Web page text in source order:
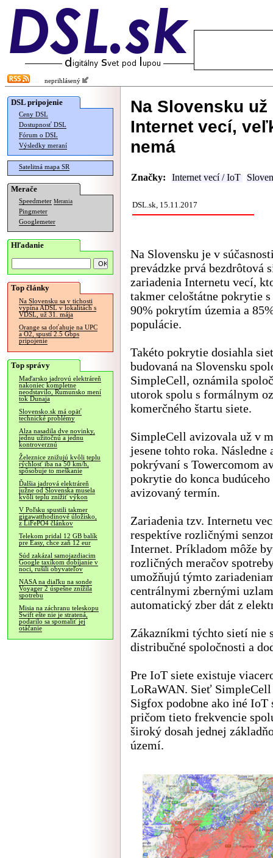
neprihlásený
DSL pripojenie
Ceny DSL
Dostupnosť DSL
Fórum o DSL
Výsledky meraní
Satelitná mapa SR
Merače
Speedmeter Merania
Pingmeter
Googlemeter
Hľadanie
Top články
Na Slovensku sa v tichosti
vypína ADSL v lokalitách s
VDSL, už 31. mája
Orange sa doťahuje na UPC
a O2, spustí 2.5 Gbps
pripojenie
Top správy
Maďarsko jadrovú elektráreň
nakoniec kompletne
neodstavilo, Rumunsko mení
tok Dunaja
Slovensko.sk má opäť
technické problémy
Alza nasadila dve novinky,
jednu užitočnú a jednu
kontroverznú
Železnice znižujú kvôli teplu
rýchlosť iba na 50 km/h,
spôsobuje to meškanie
Ďalšia jadrová elektráreň
južne od Slovenska musela
kvôli teplu znížiť výkon
V Poľsku spustili takmer
gigawatthodinové úložisko,
z LiFePO4 článkov
Telekom pridal 12 GB balík
pre Easy, chce zaň 12 eur
Súd zakázal samojazdiacim
Google taxíkom dobíjanie v
noci, rušili obyvateľov
NASA na diaľku na sonde
Voyager 2 úspešne znížila
spotrebu
Misia na záchranu teleskopu
Swift ešte nie je stratená,
podarilo sa spomaliť jej
otáčanie
Na Slovensku
Internet vecí,
nemá
Značky: Internet vecí / IoT
DSL.sk, 15.11.2017
Na Slovensku je v
prevádzke prvá bezdrôtová
zariadenia Internetu vecí,
takmer celoštátne pokrytie
90% pokrytím územia a
populácie.
Takéto pokrytie dosiahla
budovaná na Slovensku
SimpleCell, oznámila
utorok spolu s formálnym
komerčného štartu siete.
SimpleCell avizovala už v
jesene tohto roka.
pokrývaní s Towercomom
pokrytie do konca
avizovaný termín.
Zariadenia tzv. Internetu
respektíve rozličnými
Internet. Príkladom môže
rozličných meračov
umožňujú týmto
centrálnymi zbernými
automatický zber dát z
Zákazníkmi týchto sietí nie
distribučné spoločnosti a
Pre IoT siete existuje
LoRaWAN. Sieť
Sigfox podobne ako iné
pričom tieto frekvencie
široký dosah jednej
území.